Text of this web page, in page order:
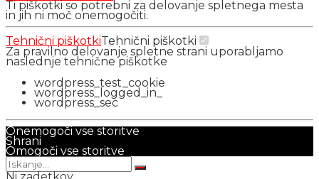
Ti piškotki so potrebni za delovanje spletnega mesta
in jih ni moč onemogočiti.
Tehnični piškotkiTehnični piškotki
Za pravilno delovanje spletne strani uporabljamo
naslednje tehnične piškotke
wordpress_test_cookie
wordpress_logged_in_
wordpress_sec
Onemogoči vse storitve
Shrani
Omogoči vse storitve